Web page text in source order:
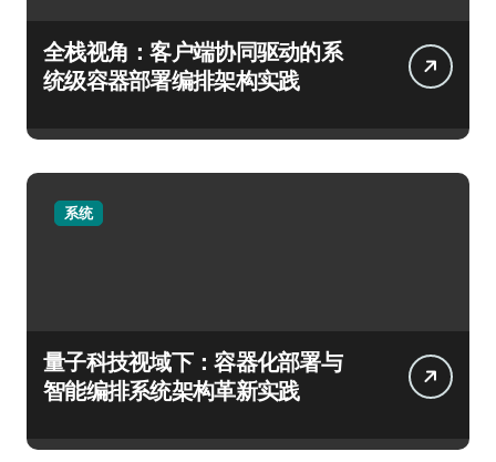
全栈视角：客户端协同驱动的系
统级容器部署编排架构实践
系统
量子科技视域下：容器化部署与
智能编排系统架构革新实践